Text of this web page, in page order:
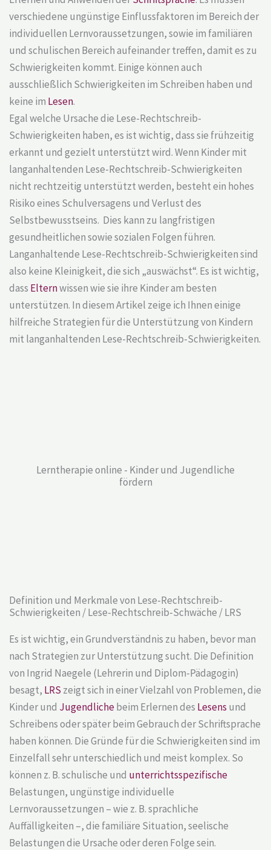
verschiedene ungünstige Einflussfaktoren im Bereich der
individuellen Lernvoraussetzungen, sowie im familiären
und schulischen Bereich aufeinander treffen, damit es zu
Schwierigkeiten kommt. Einige können auch
ausschließlich Schwierigkeiten im Schreiben haben und
keine im Lesen.
Egal welche Ursache die Lese-Rechtschreib-
Schwierigkeiten haben, es ist wichtig, dass sie frühzeitig
erkannt und gezielt unterstützt wird. Wenn Kinder mit
langanhaltenden Lese-Rechtschreib-Schwierigkeiten
nicht rechtzeitig unterstützt werden, besteht ein hohes
Risiko eines Schulversagens und Verlust des
Selbstbewusstseins. Dies kann zu langfristigen
gesundheitlichen sowie sozialen Folgen führen.
Langanhaltende Lese-Rechtschreib-Schwierigkeiten sind
also keine Kleinigkeit, die sich „auswächst“. Es ist wichtig,
dass Elternwissen wie sie ihre Kinder am besten
unterstützen. In diesem Artikel zeige ich Ihnen einige
hilfreiche Strategien für die Unterstützung von Kindern
mit langanhaltenden Lese-Rechtschreib-Schwierigkeiten.
Lerntherapie online - Kinder und Jugendliche
fördern
Definition und Merkmale von Lese-Rechtschreib-
Schwierigkeiten / Lese-Rechtschreib-Schwäche / LRS
Es ist wichtig, ein Grundverständnis zu haben, bevor man
nach Strategien zur Unterstützung sucht. Die Definition
von Ingrid Naegele (Lehrerin und Diplom-Pädagogin)
besagt, LRS zeigt sich in einer Vielzahl von Problemen, die
Kinder und Jugendlichebeim Erlernen des Lesens und
Schreibens oder später beim Gebrauch der Schriftsprache
haben können. Die Gründe für die Schwierigkeiten sind im
Einzelfall sehr unterschiedlich und meist komplex. So
können z. B. schulische und unterrichtsspezifische
Belastungen, ungünstige individuelle
Lernvoraussetzungen – wie z. B. sprachliche
Auffälligkeiten –, die familiäre Situation, seelische
Belastungen die Ursache oder deren Folge sein.